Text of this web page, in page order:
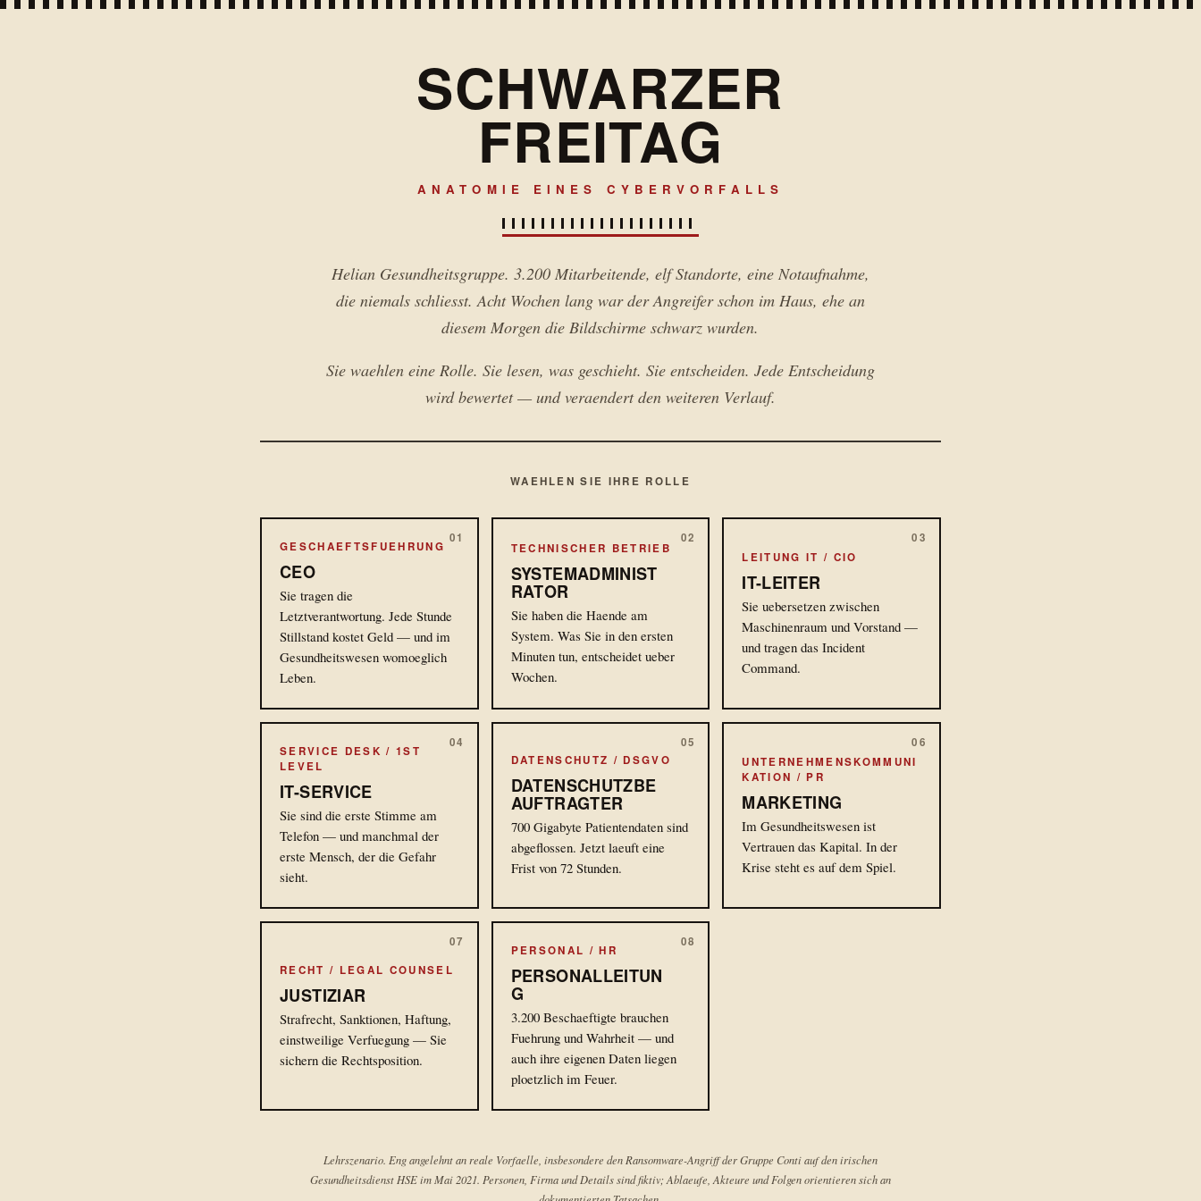
SCHWARZER
FREITAG
ANATOMIE EINES CYBERVORFALLS
Helian Gesundheitsgruppe. 3.200 Mitarbeitende, elf Standorte, eine Notaufnahme,
die niemals schliesst. Acht Wochen lang war der Angreifer schon im Haus, ehe an
diesem Morgen die Bildschirme schwarz wurden.
Sie waehlen eine Rolle. Sie lesen, was geschieht. Sie entscheiden. Jede Entscheidung
wird bewertet — und veraendert den weiteren Verlauf.
WAEHLEN SIE IHRE ROLLE
01
GESCHAEFTSFUEHRUNG
CEO
Sie tragen die
Letztverantwortung. Jede Stunde
Stillstand kostet Geld — und im
Gesundheitswesen womoeglich
Leben.
02
TECHNISCHER BETRIEB
SYSTEMADMINIST
RATOR
Sie haben die Haende am
System. Was Sie in den ersten
Minuten tun, entscheidet ueber
Wochen.
03
LEITUNG IT / CIO
IT-LEITER
Sie uebersetzen zwischen
Maschinenraum und Vorstand —
und tragen das Incident
Command.
04
SERVICE DESK / 1ST
LEVEL
IT-SERVICE
Sie sind die erste Stimme am
Telefon — und manchmal der
erste Mensch, der die Gefahr
sieht.
05
DATENSCHUTZ / DSGVO
DATENSCHUTZBE
AUFTRAGTER
700 Gigabyte Patientendaten sind
abgeflossen. Jetzt laeuft eine
Frist von 72 Stunden.
06
UNTERNEHMENSKOMMUNI
KATION / PR
MARKETING
Im Gesundheitswesen ist
Vertrauen das Kapital. In der
Krise steht es auf dem Spiel.
07
RECHT / LEGAL COUNSEL
JUSTIZIAR
Strafrecht, Sanktionen, Haftung,
einstweilige Verfuegung — Sie
sichern die Rechtsposition.
08
PERSONAL / HR
PERSONALLEITUN
G
3.200 Beschaeftigte brauchen
Fuehrung und Wahrheit — und
auch ihre eigenen Daten liegen
ploetzlich im Feuer.
Lehrszenario. Eng angelehnt an reale Vorfaelle, insbesondere den Ransomware-Angriff der Gruppe Conti auf den irischen
Gesundheitsdienst HSE im Mai 2021. Personen, Firma und Details sind fiktiv; Ablaeufe, Akteure und Folgen orientieren sich an